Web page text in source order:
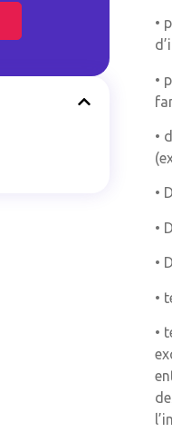
•
•
•
•
•
•
•
•